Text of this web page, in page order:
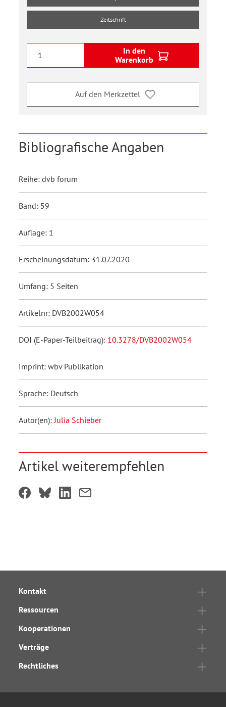
Zeitschrift
In den
Warenkorb
Auf den Merkzettel
Bibliografische Angaben
Reihe: dvb forum
Band: 59
Auflage: 1
Erscheinungsdatum: 31.07.2020
Umfang: 5 Seiten
Artikelnr: DVB2002W054
DOI (E-Paper-Teilbeitrag): 10.3278/DVB2002W054
Imprint: wbv Publikation
Sprache: Deutsch
Autor(en): Julia Schieber
Artikel weiterempfehlen
Kontakt
Ressourcen
Kooperationen
Verträge
Rechtliches